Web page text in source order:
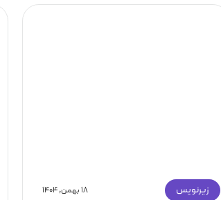
زیرنویس ۱۸ بهمن, ۱۴۰۴